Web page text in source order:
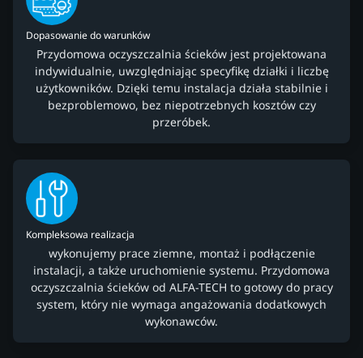
Dopasowanie do warunków
Przydomowa oczyszczalnia ścieków jest projektowana
indywidualnie, uwzględniając specyfikę działki i liczbę
użytkowników. Dzięki temu instalacja działa stabilnie i
bezproblemowo, bez niepotrzebnych kosztów czy
przeróbek.
Kompleksowa realizacja
wykonujemy prace ziemne, montaż i podłączenie
instalacji, a także uruchomienie systemu. Przydomowa
oczyszczalnia ścieków od ALFA-TECH to gotowy do pracy
system, który nie wymaga angażowania dodatkowych
wykonawców.